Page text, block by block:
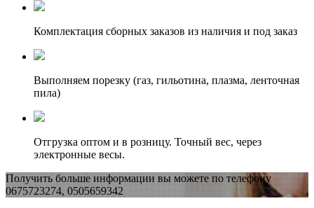
Комплектация сборных заказов из наличия и под заказ
Выполняем порезку (газ, гильотина, плазма, ленточная
пила)
Отгрузка оптом и в розницу. Точный вес, через
электронные весы.
Получить больше информации вы можете по телефону
0675723274, 0505659342